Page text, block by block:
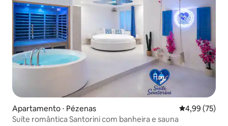
Apartamento ⋅ Pézenas 4,99 de uma
4,99 (75)
Suíte romântica Santorini com banheira e sauna